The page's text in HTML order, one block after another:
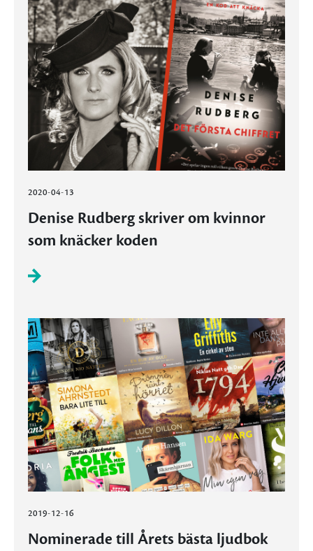
2020-04-13
Denise Rudberg skriver om kvinnor
som knäcker koden
2019-12-16
Nominerade till Årets bästa ljudbok